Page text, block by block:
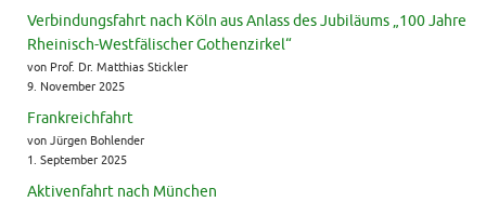
Verbindungsfahrt nach Köln aus Anlass des Jubiläums „100 Jahre
Rheinisch-Westfälischer Gothenzirkel“
von Prof. Dr. Matthias Stickler
9. November 2025
Frankreichfahrt
von Jürgen Bohlender
1. September 2025
Aktivenfahrt nach München